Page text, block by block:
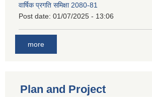
वार्षिक प्रगति समिक्षा 2080-81
Post date: 01/07/2025 - 13:06
more
Plan and Project